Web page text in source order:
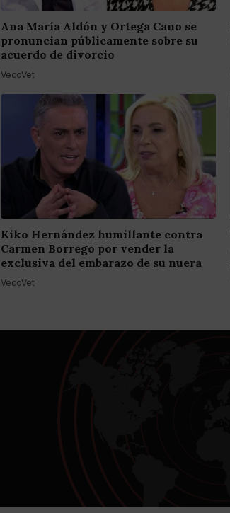
Ana María Aldón y Ortega Cano se
pronuncian públicamente sobre su
acuerdo de divorcio
VecoVet
Kiko Hernández humillante contra
Carmen Borrego por vender la
exclusiva del embarazo de su nuera
VecoVet